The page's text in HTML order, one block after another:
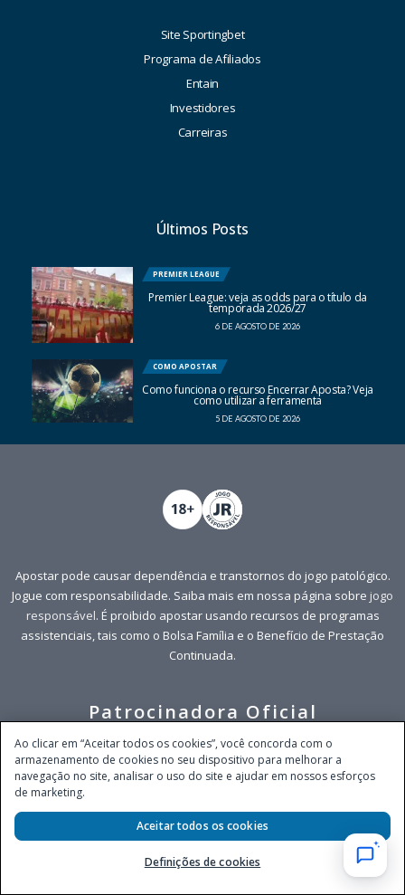
Site Sportingbet
Programa de Afiliados
Entain
Investidores
Carreiras
Últimos Posts
PREMIER LEAGUE
Premier League: veja as odds para o título da
temporada 2026/27
6 DE AGOSTO DE 2026
COMO APOSTAR
Como funciona o recurso Encerrar Aposta? Veja
como utilizar a ferramenta
5 DE AGOSTO DE 2026
Apostar pode causar dependência e transtornos do jogo patológico.
Jogue com responsabilidade. Saiba mais em nossa página sobre jogo
responsável. É proibido apostar usando recursos de programas
assistenciais, tais como o Bolsa Família e o Benefício de Prestação
Continuada.
Patrocinadora Oficial
Redes Sociais
Ao clicar em “Aceitar todos os cookies”, você concorda com o
armazenamento de cookies no seu dispositivo para melhorar a
navegação no site, analisar o uso do site e ajudar em nossos esforços
de marketing.
Definições de cookies
Aceitar todos os cookies